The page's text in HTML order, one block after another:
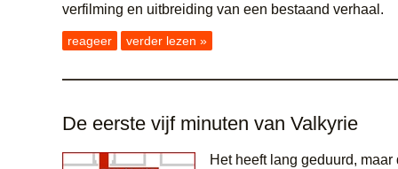
verfilming en uitbreiding van een bestaand verhaal.
reageer verder lezen »
De eerste vijf minuten van Valkyrie
Het heeft lang geduurd, maar